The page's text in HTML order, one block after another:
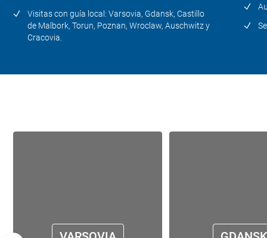
Visitas con guía local: Varsovia, Gdansk, Castillo
de Malbork, Torun, Poznan, Wroclaw, Auschwitz y
Cracovia.